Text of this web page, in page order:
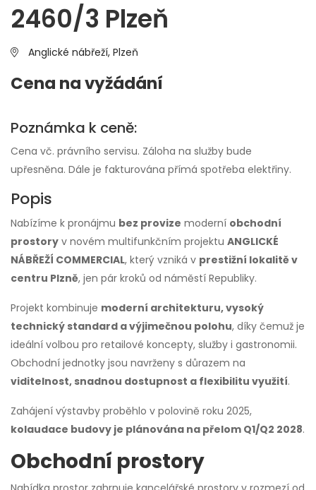
2460/3 Plzeň
Anglické nábřeží, Plzeň
Cena na vyžádání
Poznámka k ceně:
Cena vč. právního servisu. Záloha na služby bude
upřesněna. Dále je fakturována přímá spotřeba elektřiny.
Popis
Nabízíme k pronájmu bez provize moderní obchodní
prostory v novém multifunkčním projektu ANGLICKÉ
NÁBŘEŽÍ COMMERCIAL, který vzniká v prestižní lokalitě v
centru Plzně, jen pár kroků od náměstí Republiky.
Projekt kombinuje moderní architekturu, vysoký
technický standard a výjimečnou polohu, díky čemuž je
ideální volbou pro retailové koncepty, služby i gastronomii.
Obchodní jednotky jsou navrženy s důrazem na
viditelnost, snadnou dostupnost a flexibilitu využití.
Zahájení výstavby proběhlo v polovině roku 2025,
kolaudace budovy je plánována na přelom Q1/Q2 2028.
Obchodní prostory